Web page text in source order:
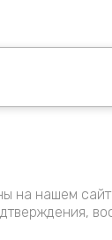
на нашем